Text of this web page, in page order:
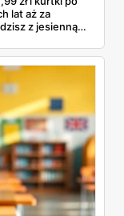
lat aż za
z jesienną
i czy jest